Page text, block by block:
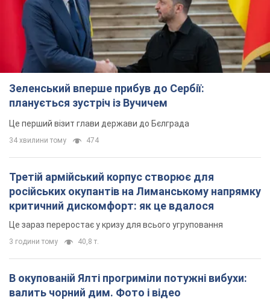
Зеленський вперше прибув до Сербії:
планується зустріч із Вучичем
Це перший візит глави держави до Бєлграда
34 хвилини тому 474
Третій армійський корпус створює для
російських окупантів на Лиманському напрямку
критичний дискомфорт: як це вдалося
Це зараз переростає у кризу для всього угруповання
3 години тому 40,8 т.
В окупованій Ялті прогриміли потужні вибухи:
валить чорний дим. Фото і відео